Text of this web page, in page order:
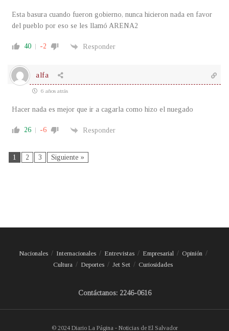
Esta basura cuando fueron gobierno, nunca hicieron nada en favor
del pueblo por eso se les llamó ARENA2
40 -2 Responder
alfa
6 años atrás
Hacer nada es mejor que ir a cagarla como hizo el nuegado
26 -6 Responder
1 2 3 Siguiente »
Nacionales Internacionales Entrevistas Empresarial
Opinión
Cultura
Deportes Jet Set Curiosidades
Contáctanos: 2246-0616
© 2024 Diario La Página - Noticias de El Salvador